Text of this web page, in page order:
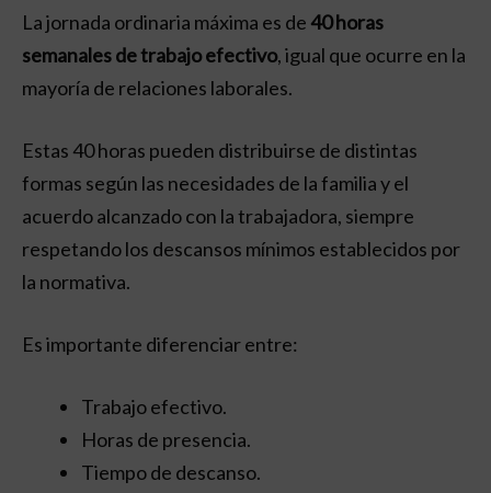
La jornada ordinaria máxima es de 40 horas
semanales de trabajo efectivo, igual que ocurre en la
mayoría de relaciones laborales.
Estas 40 horas pueden distribuirse de distintas
formas según las necesidades de la familia y el
acuerdo alcanzado con la trabajadora, siempre
respetando los descansos mínimos establecidos por
la normativa.
Es importante diferenciar entre:
Trabajo efectivo.
Horas de presencia.
Tiempo de descanso.